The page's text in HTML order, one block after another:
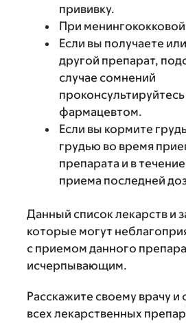
прививку.
При
Если вы получаете
другой препарат,
случае сомнений
фармацевтом.
Если вы кормите
грудью во время
препарата и в
приема последней
Данный список лекарств и
которые могут
с приемом данного
исчерпывающим.
Расскажите своему врачу и
всех лекарственных